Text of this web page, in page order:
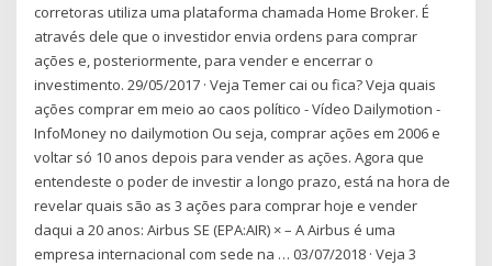
corretoras utiliza uma plataforma chamada Home Broker. É
através dele que o investidor envia ordens para comprar
ações e, posteriormente, para vender e encerrar o
investimento. 29/05/2017 · Veja Temer cai ou fica? Veja quais
ações comprar em meio ao caos político - Vídeo Dailymotion -
InfoMoney no dailymotion Ou seja, comprar ações em 2006 e
voltar só 10 anos depois para vender as ações. Agora que
entendeste o poder de investir a longo prazo, está na hora de
revelar quais são as 3 ações para comprar hoje e vender
daqui a 20 anos: Airbus SE (EPA:AIR) × – A Airbus é uma
empresa internacional com sede na … 03/07/2018 · Veja 3